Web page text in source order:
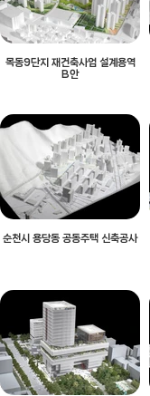
목동9단지 재건축사업 설계용역
B안
순천시 용당동 공동주택 신축공사